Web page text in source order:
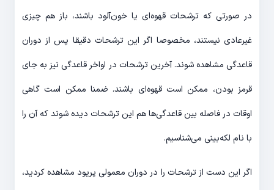
در صورتی که ترشحات قهوه‌ای یا خون‌آلود باشند، باز هم چیزی
غیرعادی نیستند، مخصوصا اگر این ترشحات دقیقا پس از دوران
قاعدگی مشاهده شوند. آخرین ترشحات در اواخر قاعدگی نیز به جای
قرمز بودن، ممکن است قهوه‌ای باشند. ضمنا ممکن است گاهی
اوقات در فاصله بین قاعدگی‌ها هم این ترشحات دیده شوند که آن را
با نام لکه‌بینی می‌شناسیم.
اگر این دست از ترشحات را در دوران معمولی پریود مشاهده کردید،